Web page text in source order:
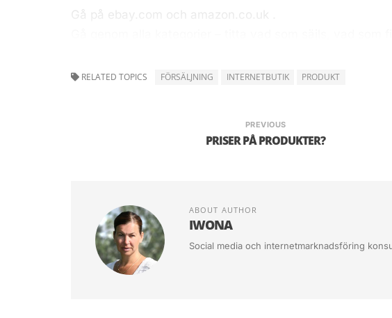
Gå på
på ebay tex, begränsa dig till en kategori.
RELATED TOPICS FÖRSÄLJNING INTERNETBUTIK PRODUKT
PREVIOUS
PRISER PÅ PRODUKTER?
ABOUT AUTHOR
IWONA
Social media och internetmarknadsföring